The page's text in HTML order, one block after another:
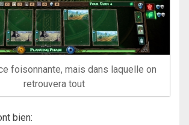
foisonnante, mais dans laquelle on
retrouvera tout
bien: